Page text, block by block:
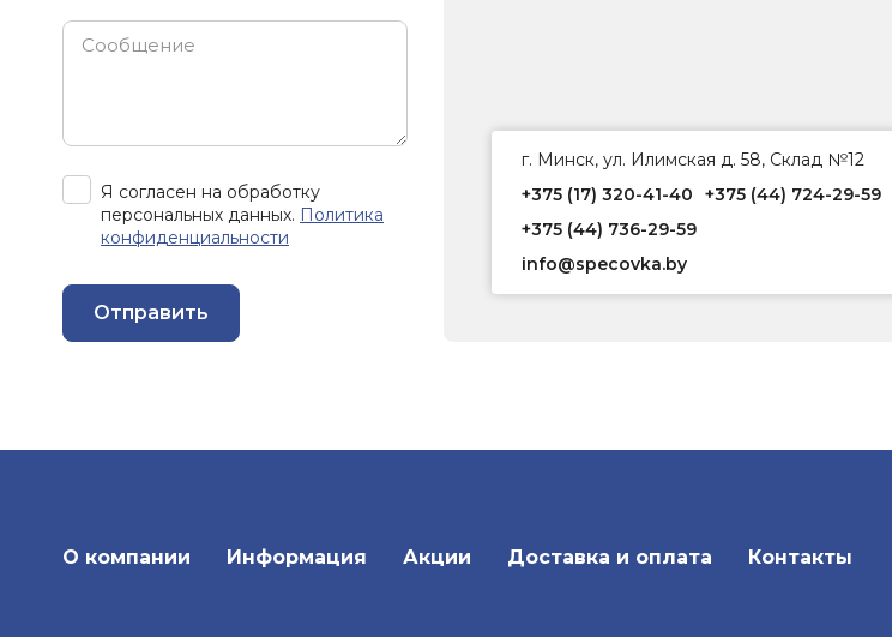
Я согласен на обработку
персональных данных. Политика
конфиденциальности
Отправить
г. Минск, ул. Илимская д. 58, Склад №12
+375 (17) 320-41-40
+375 (44) 724-29-59
+375 (44) 736-29-59
info@specovka.by
О компании Информация Акции Доставка и оплата Контакты